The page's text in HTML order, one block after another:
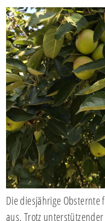
Die diesjährige
aus. Trotz